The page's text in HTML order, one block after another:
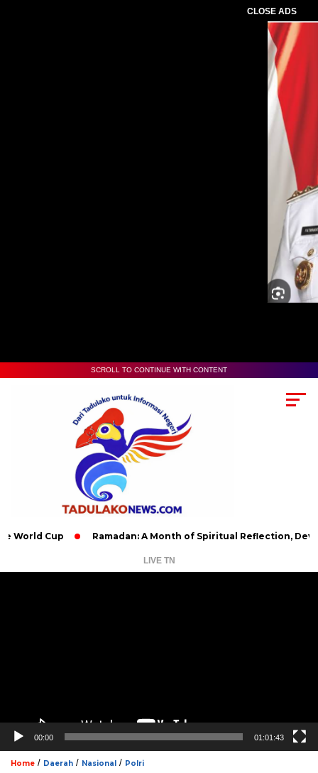
CLOSE ADS
SCROLL TO CONTINUE WITH CONTENT
Ramadan: A Month of Spiritual Reflection, Devotion, and
LIVE TN
00:00 01:01:43
Home / Daerah / Nasional / Polri